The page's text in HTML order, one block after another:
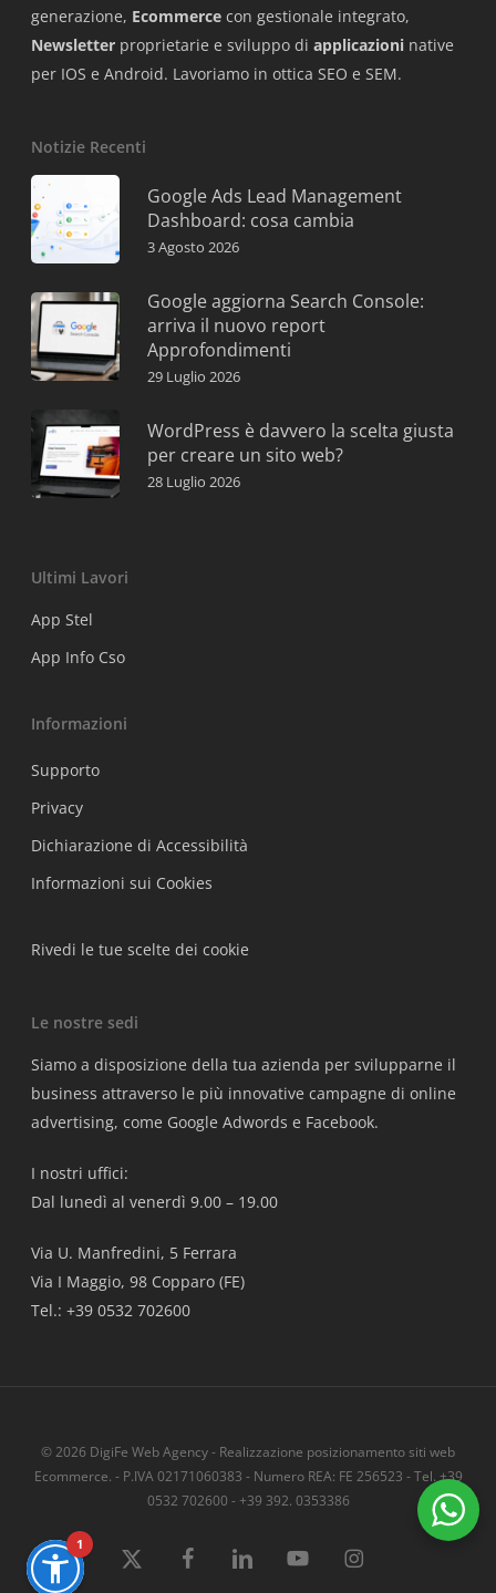
generazione, Ecommerce con gestionale integrato,
Newsletter proprietarie e sviluppo di applicazioni native
per IOS e Android. Lavoriamo in ottica SEO e SEM.
Notizie Recenti
Google Ads Lead Management
Dashboard: cosa cambia
3 Agosto 2026
Google aggiorna Search Console:
arriva il nuovo report
Approfondimenti
29 Luglio 2026
WordPress è davvero la scelta giusta
per creare un sito web?
28 Luglio 2026
Ultimi Lavori
App Stel
App Info Cso
Informazioni
Supporto
Privacy
Dichiarazione di Accessibilità
Informazioni sui Cookies
Rivedi le tue scelte dei cookie
Le nostre sedi
Siamo a disposizione della tua azienda per svilupparne il
business attraverso le più innovative campagne di online
advertising, come Google Adwords e Facebook.
I nostri uffici:
Dal lunedì al venerdì 9.00 – 19.00
Via U. Manfredini, 5 Ferrara
Via I Maggio, 98 Copparo (FE)
Tel.: +39 0532 702600
© 2026 DigiFe Web Agency - Realizzazione posizionamento siti web
Ecommerce. - P.IVA 02171060383 - Numero REA: FE 256523 - Tel. +39
0532 702600 - +39 392. 0353386
x-
facebooklinkedin youtube instagram
1